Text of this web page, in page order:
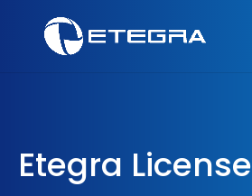
Etegra License